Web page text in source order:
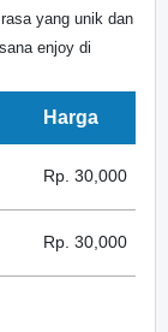
yang unik dan
enjoy di
Harga
Rp. 30,000
Rp. 30,000